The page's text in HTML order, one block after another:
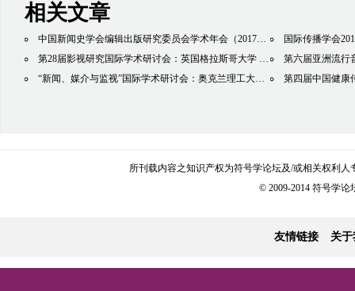
相关文章
中国新闻史学会编辑出版研究委员会学术年会（2017）暨“媒介融合时代的编辑出版学与出版业”论坛：中国传媒大学
第28届影视研究国际学术研讨会：英国格拉斯哥大学
“新闻、媒介与监视”国际学术研讨会：奥克兰理工大学
2017-11-12
国际传播学会2018
第六届亚洲流行
第四届中国健康传播学术年
所刊载内容之知识产权为符号学论坛及/或相关权利
© 2009-2014 符号学论
友情链接 关于